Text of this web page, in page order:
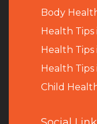
Body
Health Tips
Health Tips
Health Tips
Child